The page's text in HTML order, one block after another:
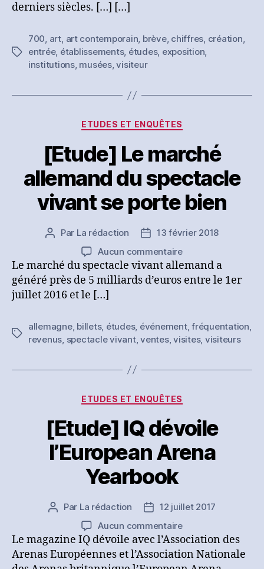
crée
700
chaque
derniers siècles. […] […]
Étiquettes
700, art, art contemporain, brève, chiffres, création,
entrée, établissements, études, exposition,
institutions, musées,visiteur
Catégories
ETUDES ET ENQUÊTES
[Etude] Le marché
allemand du spectacle
vivant se porte bien
Auteur
l’article
Par La rédaction
Date
l’article
13 février 2018
Aucun commentairesur
[Etude]
Le
spectacle
vivant
porte
Le marché du spectacle vivant allemand a
généré près de 5 milliards d’euros entre le 1er
juillet 2016 et le […]
Étiquettes
allemagne, billets, études, événement,fréquentation
revenus spectacle vivant,ventes,visites, visiteurs
Catégories
ETUDES ET ENQUÊTES
[Etude] IQ dévoile
l’European Arena
Yearbook
Auteur
l’article
Par La rédaction
Date
l’article
12 juillet 2017
Aucun commentairesur
[Etude]
IQ
dévoile
Le magazine IQ dévoile avec l’Association des
Arenas Européennes et l’Association Nationale